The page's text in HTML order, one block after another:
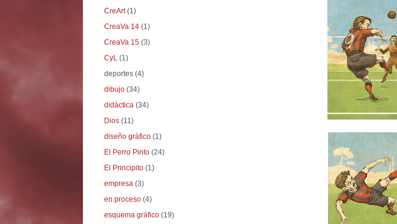
CreArt (1)
CreaVa 14 (1)
CreaVa 15 (3)
CyL (1)
deportes (4)
dibujo (34)
didáctica (34)
Dios (11)
diseño gráfico (1)
El Perro Pinto (24)
El Principito (1)
empresa (3)
en proceso (4)
esquema gráfico (19)